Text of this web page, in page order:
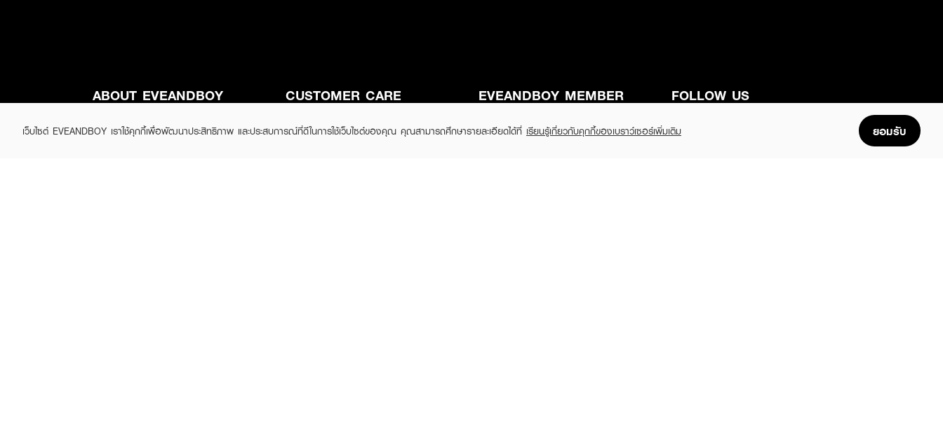
เว็บไซต์ EVEANDBOY เราใช้คุกกี้เพื่อพัฒนาประสิทธิภาพ และประสบการณ์ที่ดีในการใช้เว็บไซต์ของคุณ คุณสามารถศึกษารายละเอียดได้ที่ เรียนรู้เกี่ยวกับคุกกี้ของเบราว์เซอร์เพิ่มเติม ยอมรับ
ABOUT EVEANDBOY
Privacy Policy
CUSTOMER CARE
Find a store
EVEANDBOY MEMBER FOLLOW US